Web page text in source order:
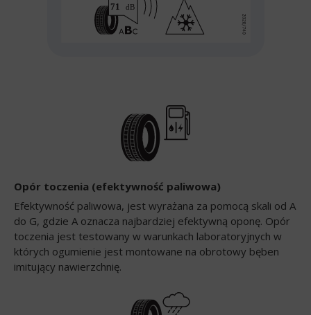
Opór toczenia (efektywność paliwowa)
Efektywność paliwowa, jest wyrażana za pomocą skali od A
do G, gdzie A oznacza najbardziej efektywną oponę. Opór
toczenia jest testowany w warunkach laboratoryjnych w
których ogumienie jest montowane na obrotowy bęben
imitujący nawierzchnię.